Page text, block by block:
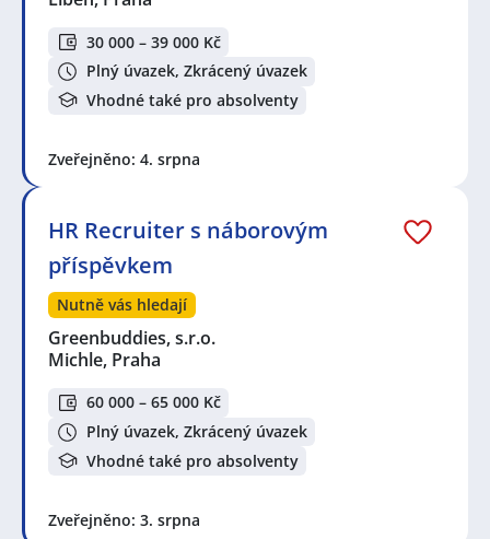
30 000 – 39 000 Kč
Plný úvazek, Zkrácený úvazek
Vhodné také pro absolventy
Zveřejněno: 4. srpna
HR Recruiter s náborovým
příspěvkem
Nutně vás hledají
Greenbuddies, s.r.o.
Michle, Praha
60 000 – 65 000 Kč
Plný úvazek, Zkrácený úvazek
Vhodné také pro absolventy
Zveřejněno: 3. srpna